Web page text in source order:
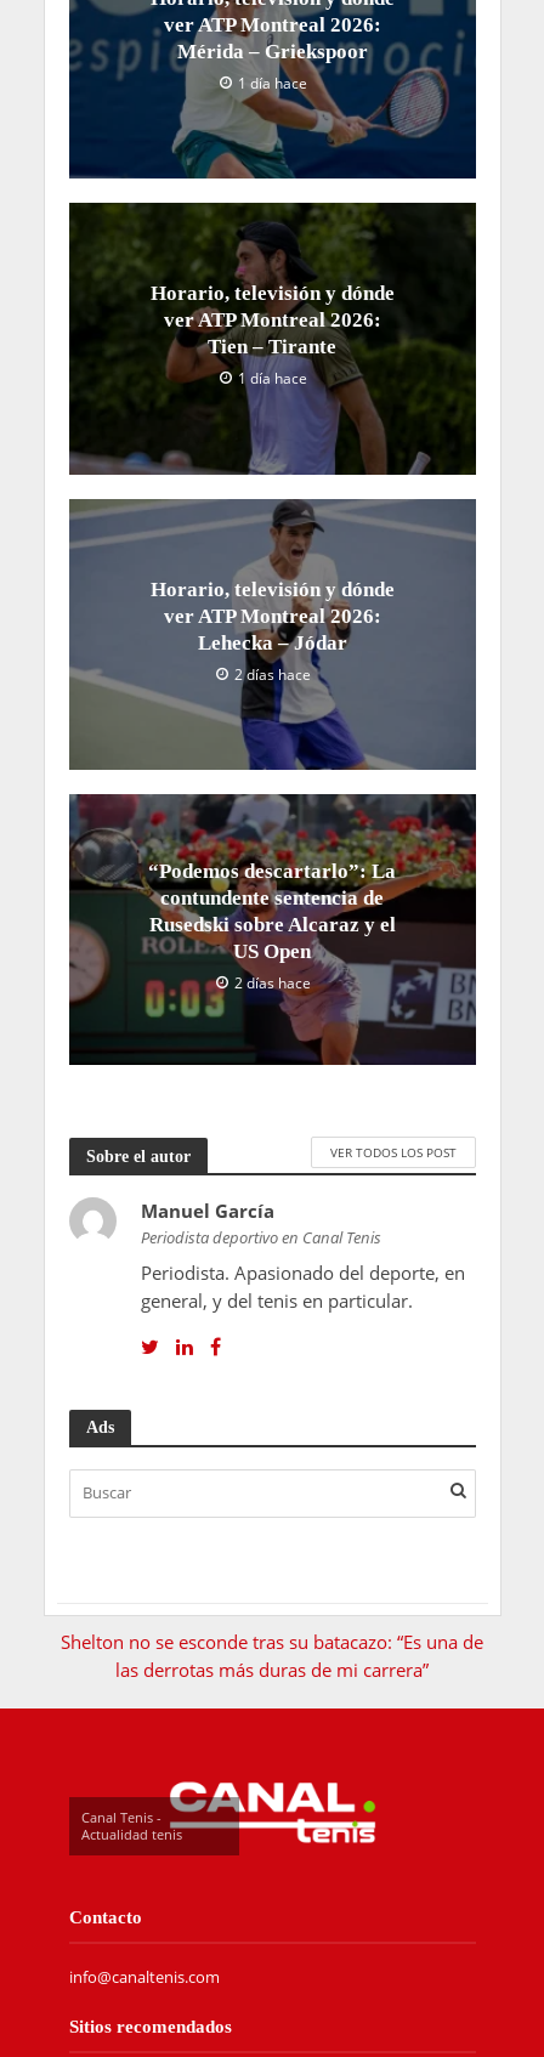
ver ATP Montreal 2026:
Mérida – Griekspoor
1 día hace
Horario, televisión y dónde
ver ATP Montreal 2026:
Tien – Tirante
1 día hace
Horario, televisión y dónde
ver ATP Montreal 2026:
Lehecka – Jódar
2 días hace
“Podemos descartarlo”: La
contundente sentencia de
Rusedski sobre Alcaraz y el
US Open
2 días hace
Sobre el autor VER TODOS LOS POST
Manuel García
Periodista deportivo en Canal Tenis
Periodista. Apasionado del deporte, en
general, y del tenis en particular.
Ads
Shelton no se esconde tras su batacazo: “Es una de
las derrotas más duras de mi carrera”
Canal Tenis -
Actualidad tenis
Contacto
info@canaltenis.com
Sitios recomendados